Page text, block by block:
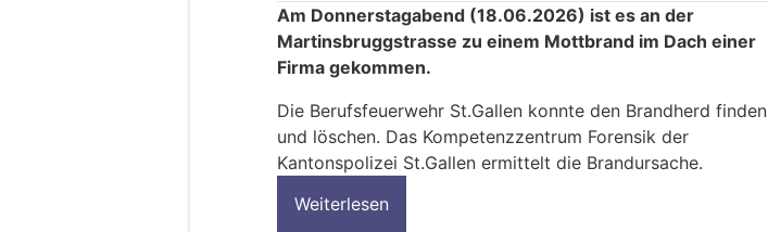
Am Donnerstagabend (18.06.2026) ist es an der
Martinsbruggstrasse zu einem Mottbrand im Dach einer
Firma gekommen.
Die Berufsfeuerwehr St.Gallen konnte den Brandherd finden
und löschen. Das Kompetenzzentrum Forensik der
Kantonspolizei St.Gallen ermittelt die Brandursache.
Weiterlesen